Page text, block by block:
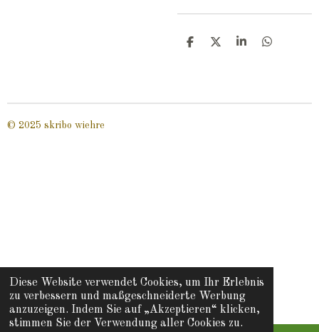
Diese Website verwendet Cookies, um Ihr Erlebnis
zu verbessern und maßgeschneiderte Werbung
anzuzeigen. Indem Sie auf „Akzeptieren“ klicken,
stimmen Sie der Verwendung aller Cookies zu.
T
n
T
n
T
n
T
n
© 2025 skribo wiehre